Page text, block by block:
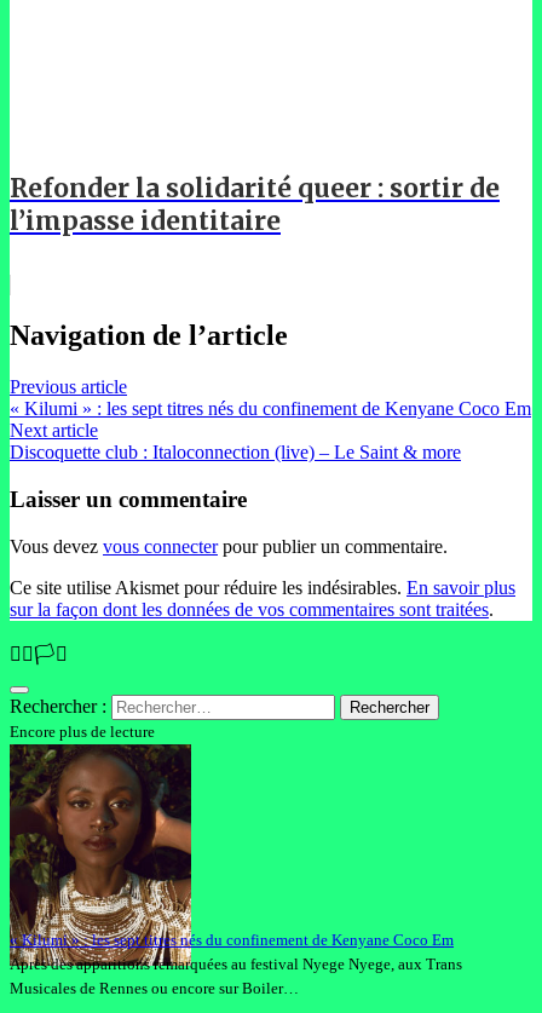
Refonder la solidarité queer : sortir de
l’impasse identitaire
Navigation de l’article
Previous article
« Kilumi » : les sept titres nés du confinement de Kenyane Coco Em
Next article
Discoquette club : Italoconnection (live) – Le Saint & more
Laisser un commentaire
Vous devez vous connecterpour publier un commentaire.
Ce site utilise Akismet pour réduire les indésirables. En savoir plus
sur la façon dont les données de vos commentaires sont traitées.
🏳️‍🌈🏳️‍⚧️
Rechercher :
Encore plus de lecture
« Kilumi » : les sept titres nés du confinement de Kenyane Coco Em
Après des apparitions remarquées au festival Nyege Nyege, aux Trans
Musicales de Rennes ou encore sur Boiler…